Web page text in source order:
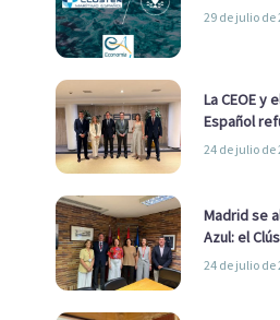
29 de julio de
La CEOE y
Español
impulsar
24 de julio de
Madrid se
Azul: el
la Real Liga
24 de julio de